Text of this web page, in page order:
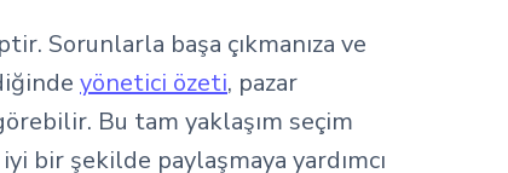
Sorunlarla başa çıkmanıza ve
yönetici özeti, pazar
Bu tam yaklaşım seçim
bir şekilde paylaşmaya yardımcı